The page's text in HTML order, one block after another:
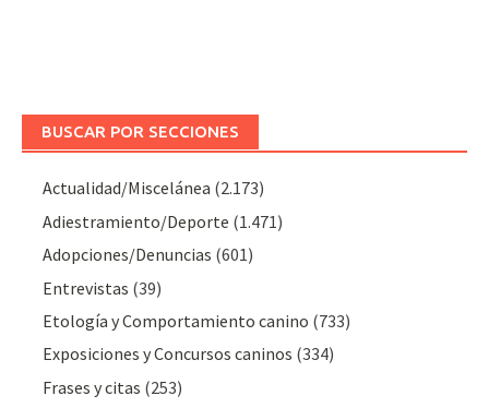
BUSCAR POR SECCIONES
Actualidad/Miscelánea (2.173)
Adiestramiento/Deporte (1.471)
Adopciones/Denuncias (601)
Entrevistas (39)
Etología y Comportamiento canino (733)
Exposiciones y Concursos caninos (334)
Frases y citas (253)